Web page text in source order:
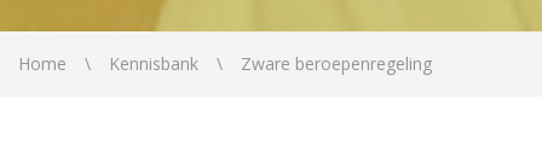
Home Kennisbank Zware beroepenregeling